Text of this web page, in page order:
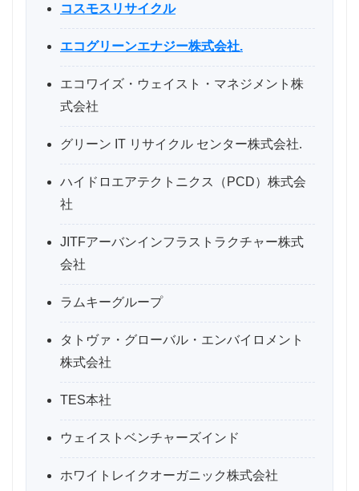
コスモスリサイクル
エコグリーンエナジー株式会社.
エコワイズ・ウェイスト・マネジメント株
式会社
グリーン IT リサイクル センター株式会社.
ハイドロエアテクトニクス（PCD）株式会
社
JITFアーバンインフラストラクチャー株式
会社
ラムキーグループ
タトヴァ・グローバル・エンバイロメント
株式会社
TES本社
ウェイストベンチャーズインド
ホワイトレイクオーガニック株式会社